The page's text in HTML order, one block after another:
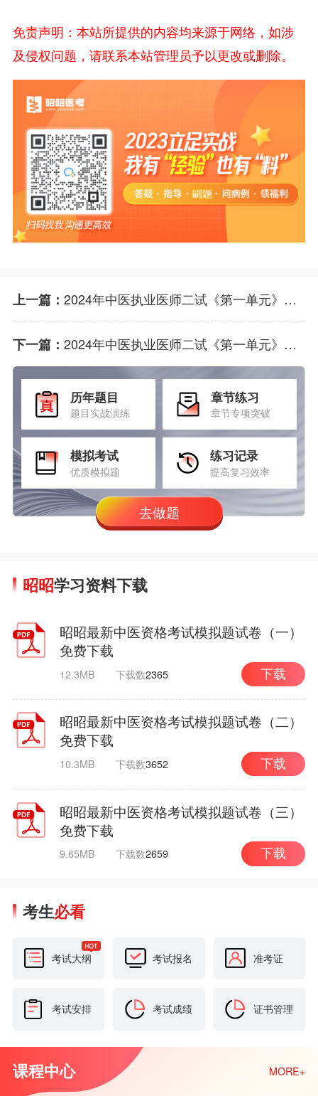
免责声明：本站所提供的内容均来源于网络，如涉
及侵权问题，请联系本站管理员予以更改或删除。
上一篇： 2024年中医执业医师二试《第一单元》试题考点：寒凉派医家代表为
下一篇： 2024年中医执业医师二试《第一单元》试题考点：芍药汤与白头翁汤的组成
历年题目
题目实战演练
章节练习
章节专项突破
模拟考试
优质模拟题
练习记录
提高复习效率
去做题
昭昭学习资料下载
昭昭最新中医资格考试模拟题试卷（一）
免费下载
12.3MB 下载数2365 下载
昭昭最新中医资格考试模拟题试卷（二）
免费下载
10.3MB 下载数3652 下载
昭昭最新中医资格考试模拟题试卷（三）
免费下载
9.65MB 下载数2659 下载
考生必看
考试大纲 考试报名 准考证
考试安排 考试成绩 证书管理
课程中心 MORE+